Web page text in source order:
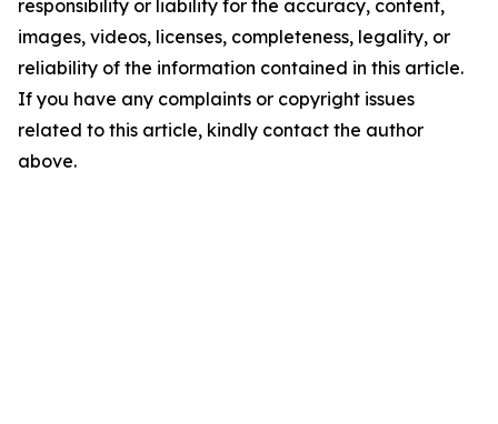
responsibility or liability for the accuracy, content,
images, videos, licenses, completeness, legality, or
reliability of the information contained in this article.
If you have any complaints or copyright issues
related to this article, kindly contact the author
above.